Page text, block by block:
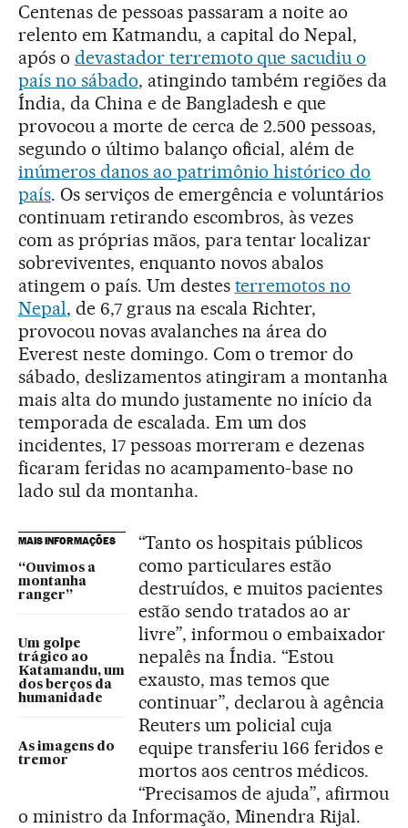
Centenas de pessoas passaram a noite ao
relento em Katmandu, a capital do Nepal,
após o devastador terremoto que sacudiu o
país no sábado, atingindo também regiões da
Índia, da China e de Bangladesh e que
provocou a morte de cerca de 2.500 pessoas,
segundo o último balanço oficial, além de
inúmeros danos ao patrimônio histórico do
país. Os serviços de emergência e voluntários
continuam retirando escombros, às vezes
com as próprias mãos, para tentar localizar
sobreviventes, enquanto novos abalos
atingem o país. Um destes terremotos no
Nepal, de 6,7 graus na escala Richter,
provocou novas avalanches na área do
Everest neste domingo. Com o tremor do
sábado, deslizamentos atingiram a montanha
mais alta do mundo justamente no início da
temporada de escalada. Em um dos
incidentes, 17 pessoas morreram e dezenas
ficaram feridas no acampamento-base no
lado sul da montanha.
MAIS INFORMAÇÕES
“Ouvimos a
montanha
ranger”
Um golpe
trágico ao
Katamandu, um
dos berços da
humanidade
As imagens do
tremor
“Tanto os hospitais públicos
como particulares estão
destruídos, e muitos pacientes
estão sendo tratados ao ar
livre”, informou o embaixador
nepalês na Índia. “Estou
exausto, mas temos que
continuar”, declarou à agência
Reuters um policial cuja
equipe transferiu 166 feridos e
mortos aos centros médicos.
“Precisamos de ajuda”, afirmou
o ministro da Informação, Minendra Rijal.